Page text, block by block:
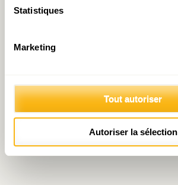
Statistiques
Marketing
Tout autoriser
Autoriser la sélection